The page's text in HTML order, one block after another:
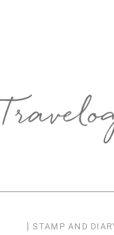
| STAMP AND